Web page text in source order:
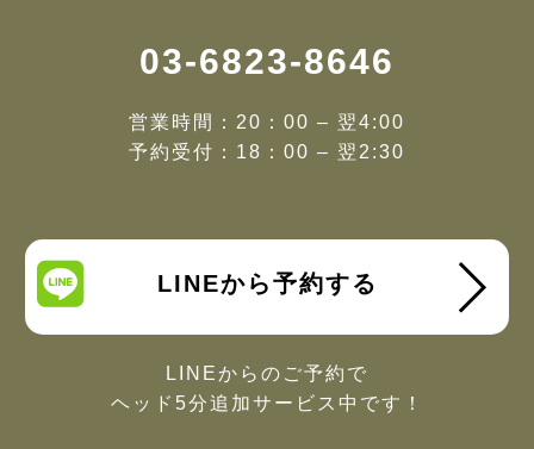
03-6823-8646
営業時間：20：00 – 翌4:00
予約受付：18：00 – 翌2:30
LINEから予約する
LINEからのご予約で
ヘッド5分追加サービス中です！